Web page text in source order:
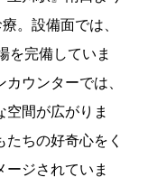
。設備面では、
を完備していま
ウンターでは、
間が広がりま
ちの好奇心をく
ジされていま